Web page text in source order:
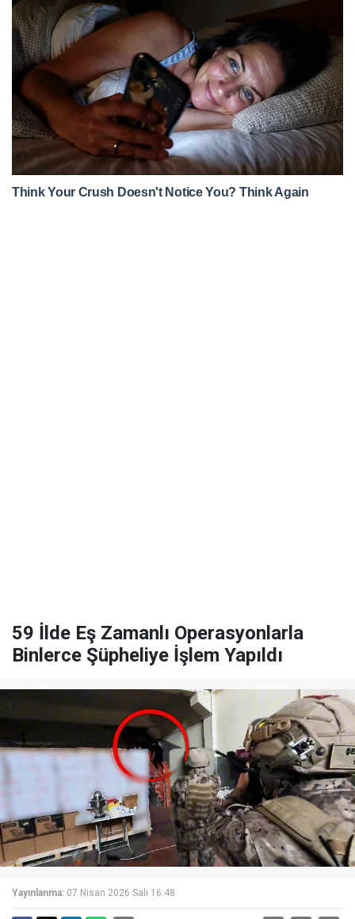
59 İlde Eş Zamanlı Operasyonlarla
Binlerce Şüpheliye İşlem Yapıldı
Yayınlanma: 07 Nisan 2026 Salı 16:48